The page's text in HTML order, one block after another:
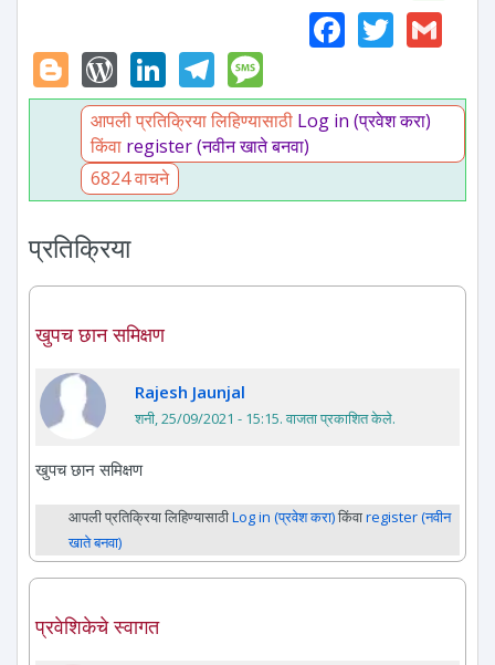
Blogger
WordPress
LinkedIn
Telegram
आपली प्रतिक्रिया लिहिण्यासाठी Log in (प्रवेश करा)
किंवा register (नवीन खाते बनवा)
6824 वाचने
प्रतिक्रिया
खुपच छान समिक्षण
Rajesh Jaunjal
शनी, 25/09/2021 - 15:15. वाजता प्रकाशित केले.
खुपच छान समिक्षण
आपली प्रतिक्रिया लिहिण्यासाठीLog in (प्रवेश करा)किंवाregister (नवीन
खाते बनवा)
प्रवेशिकेचे स्वागत